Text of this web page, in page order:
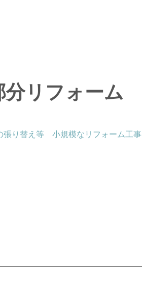
分リフォーム
張り替え等 小規模なリフォーム工事